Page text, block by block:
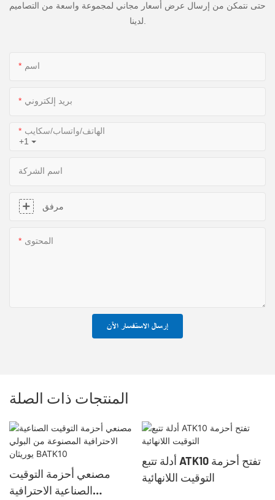
حتى نتمكن من إرسال عرض أسعار مجاني لمجموعة واسعة من التصاميم
اسم
بريد إلكتروني
+1
الهاتف/واتساب/سكايب
اسم الشركة
مرفق
المحتوى
إرسال الاستفسار الآن
المنتجات ذات الصلة
مصنعي أحزمة التوقيت
الصناعية الاحترافية
أدلة تتبع ATK10 تفتح أحزمة
التوقيت اللانهائية